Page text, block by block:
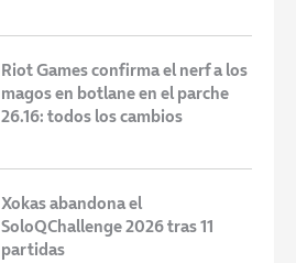
Riot Games confirma el nerf a los
magos en botlane en el parche
26.16: todos los cambios
Xokas abandona el
SoloQChallenge 2026 tras 11
partidas